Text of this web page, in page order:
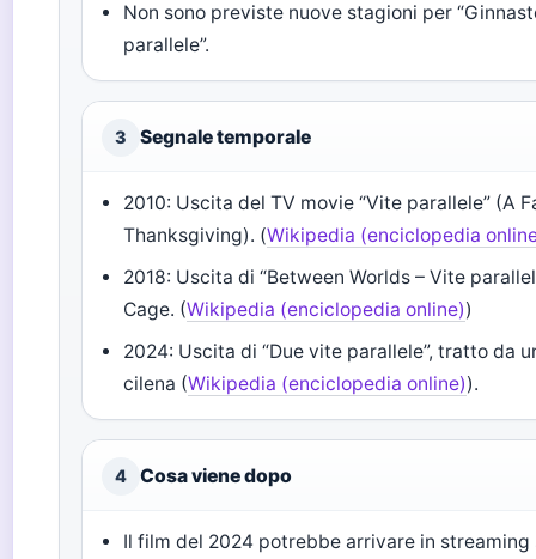
Non sono previste nuove stagioni per
parallele”.
3 Segnale temporale
2010: Uscita del TV movie “Vite parallele” (A
Thanksgiving). (Wikipedia (enciclopedia
2018: Uscita di “Between Worlds – Vite
Cage. (Wikipedia (enciclopedia online))
2024: Uscita di “Due vite parallele”, tratto da
cilena (Wikipedia (enciclopedia online)).
4 Cosa viene dopo
Il film del 2024 potrebbe arrivare in streaming